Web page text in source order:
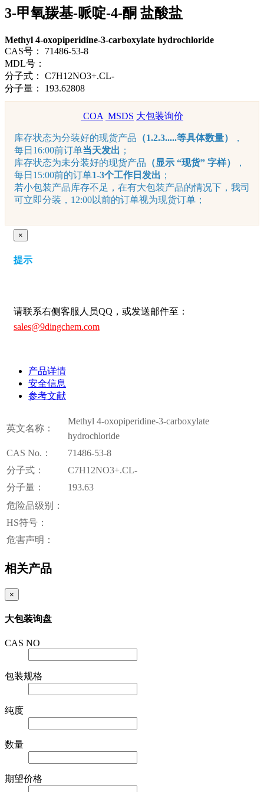
3-甲氧羰基-哌啶-4-酮 盐酸盐
Methyl 4-oxopiperidine-3-carboxylate hydrochloride
CAS号：
71486-53-8
MDL号：
分子式：
C7H12NO3+.CL-
分子量：
193.62808
COA MSDS 大包装询价
库存状态为分装好的现货产品 （1.2.3.....等具体数量）
，
每日16:00前订单当天发出 ；
库存状态为未分装好的现货产品 （显示 “现货” 字样）
，
每日15:00前的订单1-3个工作日发出 ；
若小包装产品库存不足，在有大包装产品的情况下，我司
可立即分装，12:00以前的订单视为现货订单；
×
提示
请联系右侧客服人员QQ，或发送邮件至：
sales@9dingchem.com
产品详情
安全信息
参考文献
英文名称：
Methyl 4-oxopiperidine-3-carboxylate
hydrochloride
CAS No.：
71486-53-8
分子式：
C7H12NO3+.CL-
分子量：
193.63
危险品级别：
HS符号：
危害声明：
相关产品
×
大包装询盘
CAS NO
包装规格
纯度
数量
期望价格